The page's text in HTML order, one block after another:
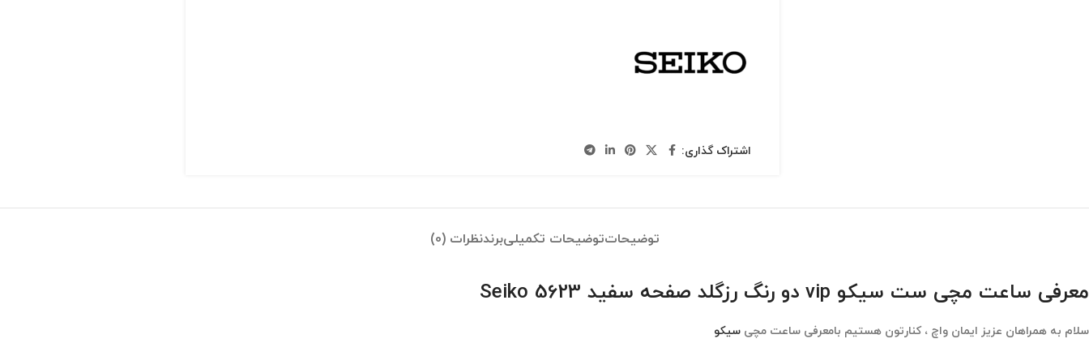
اشتراک گذاری:
توضیحاتتوضیحات تکمیلیبرندنظرات (0)
معرفی ساعت مچی ست سیکو vip دو رنگ رزگلد صفحه سفید Seiko 5623
سلام به همراهان عزیز ایمان واچ ، کنارتون هستیم بامعرفی ساعت مچی سیکو